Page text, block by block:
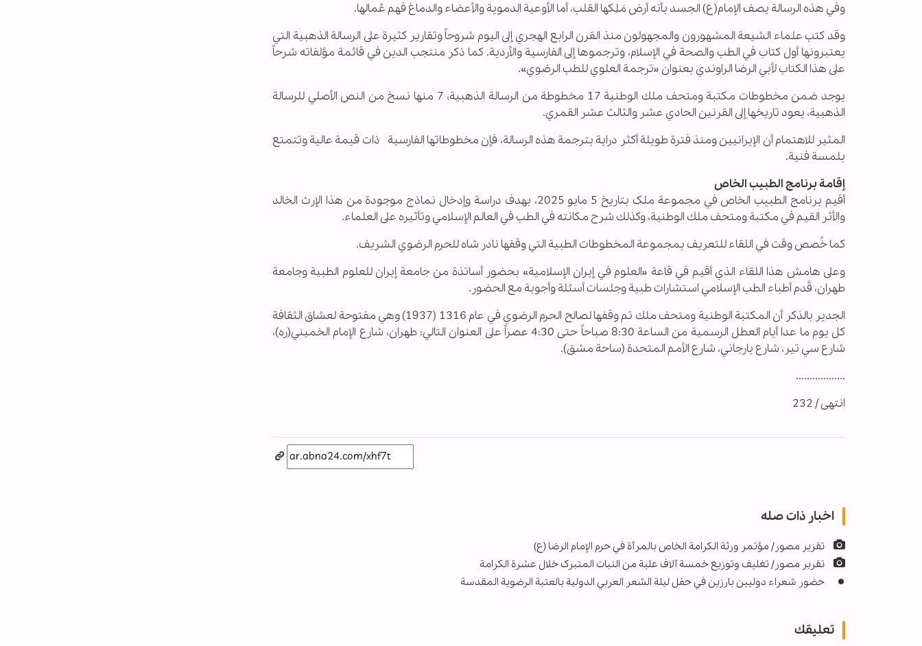
وفي هذه الرسالة يصف الإمام(ع) الجسد بأنه أرض مَلِكها القلب، أما الأوعية الدمویة والأعضاء والدماغ فهم عُمالها.
وقد كتب علماء الشيعة المشهورون والمجهولون منذ القرن الرابع الهجري إلى اليوم شروحاً وتقارير كثيرة على الرسالة الذهبية التي
يعتبرونها أول كتاب في الطب والصحة في الإسلام، وترجموها إلى الفارسية والأردية. كما ذكر منتجب الدين في قائمة مؤلفاته شرحاً
على هذا الكتاب لأبي الرضا الراوندي بعنوان «ترجمة العلوي للطب الرضوي».
يوجد ضمن مخطوطات مكتبة ومتحف ملك الوطنية 17 مخطوطة من الرسالة الذهبية، 7 منها نسخ من النص الأصلي للرسالة
الذهبية، يعود تاريخها إلى القرنين الحادي عشر والثالث عشر القمري.
المثير للاهتمام أن الإيرانيين ومنذ فترة طويلة أكثر دراية بترجمة هذه الرسالة، فإن مخطوطاتها الفارسية ذات قیمة عالیة وتتمتع
بلمسة فنية.
إقامة برنامج الطبیب الخاص
أقيم برنامج الطبیب الخاص في مجموعة ملک بتاريخ 5 مايو 2025، بهدف دراسة وإدخال نماذج موجودة من هذا الإرث الخالد
والأثر القيم في مكتبة ومتحف ملك الوطنية، وكذلك شرح مكانته في الطب في العالم الإسلامي وتأثيره على العلماء.
كما خُصص وقت في اللقاء للتعريف بمجموعة المخطوطات الطبية التي وقفها نادر شاه للحرم الرضوي الشریف.
وعلى هامش هذا اللقاء الذي أقيم في قاعة «العلوم في إيران الإسلامية» بحضور أساتذة من جامعة إيران للعلوم الطبية وجامعة
طهران، قَدم أطباء الطب الإسلامي استشارات طبية وجلسات أسئلة وأجوبة مع الحضور.
الجدير بالذكر أن المكتبة الوطنية ومتحف ملك تم وقفها لصالح الحرم الرضوي في عام 1316 (1937) وهي مفتوحة لعشاق الثقافة
كل يوم ما عدا أيام العطل الرسمية من الساعة 8:30 صباحاً حتى 4:30 عصراً على العنوان التالي: طهران، شارع الإمام الخميني(ره)،
شارع سي تير، شارع يارجاني، شارع الأمم المتحدة (ساحة مشق).
..................
انتهى / 232
اخبار ذات صله
تقرير مصور/ مؤتمر ورثة الکرامة الخاص بالمرأة في حرم الإمام الرضا (ع)
تقرير مصور/ تغلیف وتوزيع خمسة آلاف علبة من النبات المتبرک خلال عشرة الكرامة
حضور شعراء دولیین بارزين في حفل ليلة الشعر العربي الدولية بالعتبة الرضوية المقدسة
تعليقك